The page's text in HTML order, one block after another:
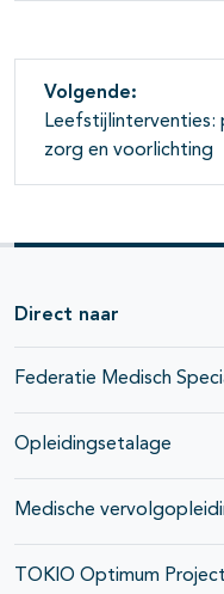
Volgende:
Leefstijlinterventies:
zorg en voorlichting
Direct naar
Federatie Medisch
Opleidingsetalage
Medische
TOKIO Optimum Project